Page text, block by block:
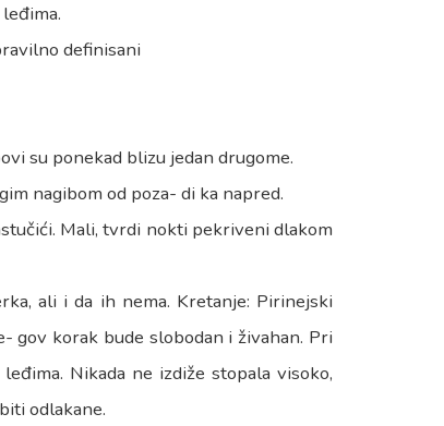
definisani
su ponekad blizu jedan drugome.
nagibom od poza- di ka napred.
Mali, tvrdi nokti pekriveni dlakom
ali i da ih nema. Kretanje: Pirinejski
gov korak bude slobodan i živahan. Pri
Nikada ne izdiže stopala visoko,
odlakane.